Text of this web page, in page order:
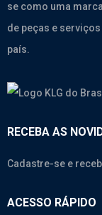
se como uma
de peças e
país.
RECEBA AS
Cadastre-se e
ACESSO RÁPIDO